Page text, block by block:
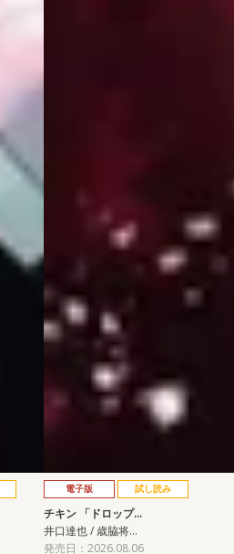
電子版 試し読み
チキン 「ドロップ…
井口達也 / 歳脇将…
発売日：2026.08.06